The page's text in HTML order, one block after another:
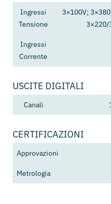
Ingressi
Tensione
3×100V;
3×220/
Ingressi
Corrente
USCITE DIGITALI
Canali
CERTIFICAZIONI
Approvazioni
Metrologia